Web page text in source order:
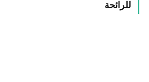
للرائحة